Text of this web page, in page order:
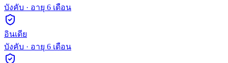
บังคับ · อายุ 6 เดือน
อินเดีย
บังคับ · อายุ 6 เดือน